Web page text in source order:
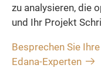
zu analysieren, die
und Ihr Projekt
Besprechen Sie
Edana-Experten